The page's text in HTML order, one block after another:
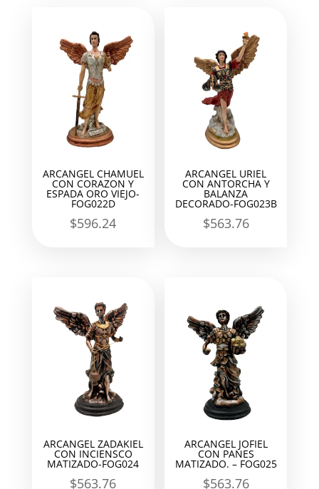
ARCANGEL CHAMUEL
CON CORAZON Y
ESPADA ORO VIEJO-
FOG022D
$596.24
ARCANGEL URIEL
CON ANTORCHA Y
BALANZA
DECORADO-FOG023B
$563.76
ARCANGEL ZADAKIEL
CON INCIENSCO
MATIZADO-FOG024
$563.76
ARCANGEL JOFIEL
CON PANES
MATIZADO. – FOG025
$563.76